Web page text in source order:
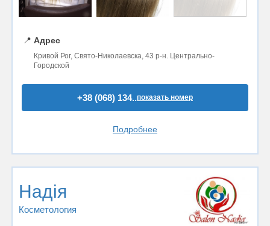
📍 Адрес
Кривой Рог, Свято-Николаевска, 43 р-н. Центрально-
Городской
+38 (068) 134..показать номер
Подробнее
Надія
Косметология